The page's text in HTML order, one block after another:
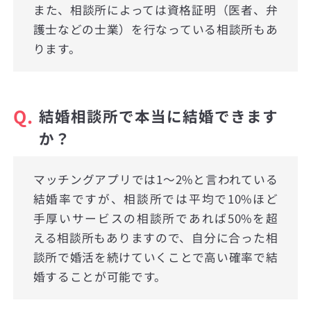
また、相談所によっては資格証明（医者、弁
護士などの士業）を行なっている相談所もあ
ります。
Q. 結婚相談所で本当に結婚できます
か？
マッチングアプリでは1〜2%と言われている
結婚率ですが、相談所では平均で10%ほど
手厚いサービスの相談所であれば50%を超
える相談所もありますので、自分に合った相
談所で婚活を続けていくことで高い確率で結
婚することが可能です。